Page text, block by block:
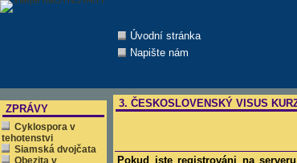
Úvodní stránka
Napište nám
ZPRÁVY
Cyklospora v
tehotenstvi
Siamská dvojčata
Obezita v
3. ČESKOSLOVENSKÝ VISUS
Pokud jste registrováni na